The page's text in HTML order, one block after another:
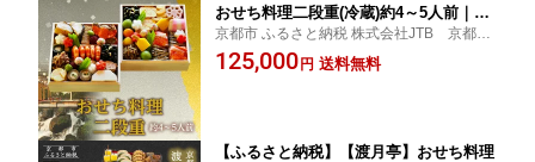
おせち料理二段重(冷蔵)約4～5人前｜京
都 老舗料亭 本格おせち 人気おせち［
京都 貴船 料理旅館 料亭 おせち二段 4人
京都市 ふるさと納税 株式会社JTB 京都支
店
125,000 円 送料無料
【ふるさと納税】【渡月亭】おせち料理